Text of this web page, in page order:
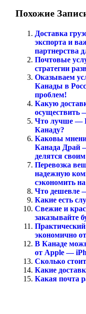
Похожие
Доставка
экспорта и
партнерства
Почтовые
стратегии
Оказываем
Канады в
проблем!
Какую
осуществить
Что лучше —
Канаду?
Каковы
Канада Драй
делятся
Перевозка
надежную
сэкономить
Что дешевле
Какие есть
Свежие и
заказывайте
экономично
В Канаде
от Apple —
Сколько
Какие
Какая почта